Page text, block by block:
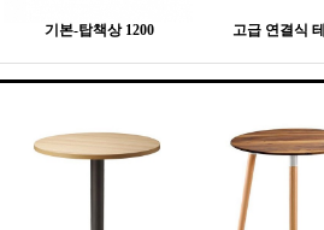
기본-탑책상 1200 고급 연결식